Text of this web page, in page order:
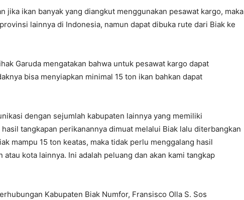
jika ikan banyak yang diangkut menggunakan pesawat kargo, maka
lainnya di Indonesia, namun dapat dibuka rute dari Biak ke
Garuda mengatakan bahwa untuk pesawat kargo dapat
bisa menyiapkan minimal 15 ton ikan bahkan dapat
dengan sejumlah kabupaten lainnya yang memiliki
tangkapan perikanannya dimuat melalui Biak lalu diterbangkan
mampu 15 ton keatas, maka tidak perlu menggalang hasil
atau kota lainnya. Ini adalah peluang dan akan kami tangkap
Kabupaten Biak Numfor, Fransisco Olla S. Sos